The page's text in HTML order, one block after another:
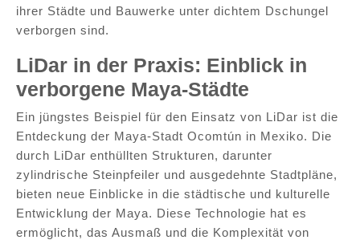
ihrer Städte und Bauwerke unter dichtem Dschungel
verborgen sind.
LiDar in der Praxis: Einblick in
verborgene Maya-Städte
Ein jüngstes Beispiel für den Einsatz von LiDar ist die
Entdeckung der Maya-Stadt Ocomtún in Mexiko. Die
durch LiDar enthüllten Strukturen, darunter
zylindrische Steinpfeiler und ausgedehnte Stadtpläne,
bieten neue Einblicke in die städtische und kulturelle
Entwicklung der Maya. Diese Technologie hat es
ermöglicht, das Ausmaß und die Komplexität von